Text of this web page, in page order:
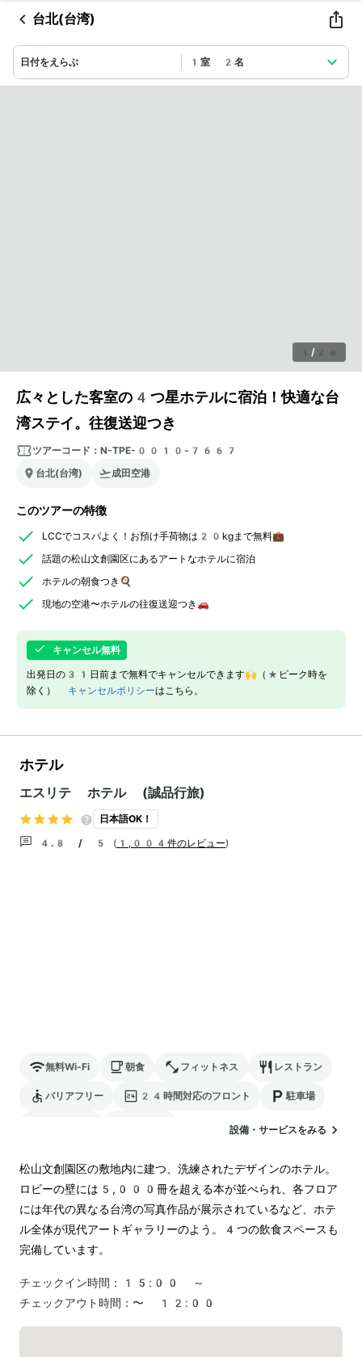
台北(台湾)
日付をえらぶ 1室 2名
1 / 28
広々とした客室の4つ星ホテルに宿泊！快適な台
湾ステイ。往復送迎つき
ツアーコード： N-TPE-0010-7667
台北(台湾)
成田空港
このツアーの特徴
LCCでコスパよく！お預け手荷物は20kgまで無料💼
話題の松山文創園区にあるアートなホテルに宿泊
ホテルの朝食つき🍳
現地の空港〜ホテルの往復送迎つき🚗
キャンセル無料
出発日の31日前まで無料でキャンセルできます🙌（*ピーク時を
除く） キャンセルポリシーはこちら。
ホテル
エスリテ ホテル (誠品行旅)
日本語OK！
4.8 / 5 ( 1,004件のレビュー)
無料Wi-Fi 朝食 フィットネス レストラン
バリアフリー 24時間対応のフロント 駐車場
設備・サービスをみる
松山文創園区の敷地内に建つ、洗練されたデザインのホテル。
ロビーの壁には5,000冊を超える本が並べられ、各フロア
には年代の異なる台湾の写真作品が展示されているなど、ホテ
ル全体が現代アートギャラリーのよう。4つの飲食スペースも
完備しています。
チェックイン時間：
15:00 ～
チェックアウト時間： 〜 12:00